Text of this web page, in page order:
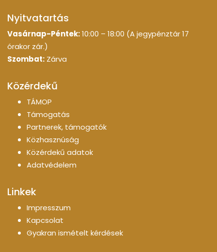
Nyitvatartás
Vasárnap-Péntek:10:00 – 18:00 (A jegypénztár 17
órakor zár.)
Szombat: Zárva
Közérdekű
TÁMOP
Támogatás
Partnerek, támogatók
Közhasznúság
Közérdekű adatok
Adatvédelem
Linkek
Impresszum
Kapcsolat
Gyakran ismételt kérdések